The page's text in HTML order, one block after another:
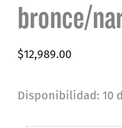
bronce/
$12,989.00
Disponibilidad: 10